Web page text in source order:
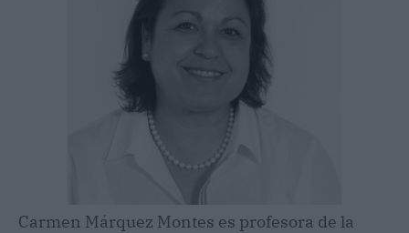
Carmen Márquez Montes es profesora de la